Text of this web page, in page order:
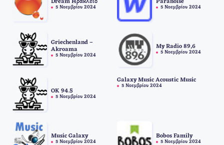
Dream Ηράκλειο
5 Νοεμβρίου 2024
Paranoise
5 Νοεμβρίου 2024
Griechenland –
Akroama
5 Νοεμβρίου 2024
My Radio 89,6
5 Νοεμβρίου 2024
OK 94.5
5 Νοεμβρίου 2024
Galaxy Music Acoustic Music
5 Νοεμβρίου 2024
Music Galaxy
5 Νοεμβρίου 2024
Bobos Family
5 Νοεμβρίου 2024